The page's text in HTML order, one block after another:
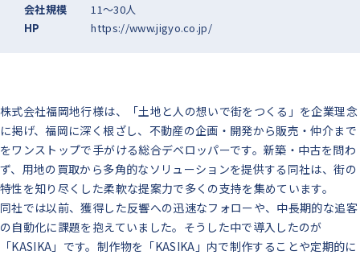
会社規模
11〜30人
HP
https://www.jigyo.co.jp/
株式会社福岡地行様は、「土地と人の想いで街をつくる」を企業理念
に掲げ、福岡に深く根ざし、不動産の企画・開発から販売・仲介まで
をワンストップで手がける総合デベロッパーです。新築・中古を問わ
ず、用地の買取から多角的なソリューションを提供する同社は、街の
特性を知り尽くした柔軟な提案力で多くの支持を集めています。
同社では以前、獲得した反響への迅速なフォローや、中長期的な追客
の自動化に課題を抱えていました。そうした中で導入したのが
「KASIKA」です。制作物を「KASIKA」内で制作することや定期的に